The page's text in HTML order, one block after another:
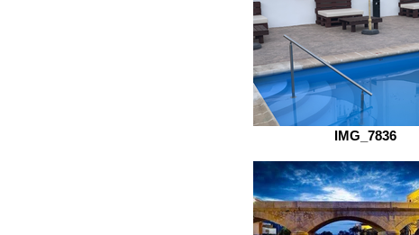
IMG_7836